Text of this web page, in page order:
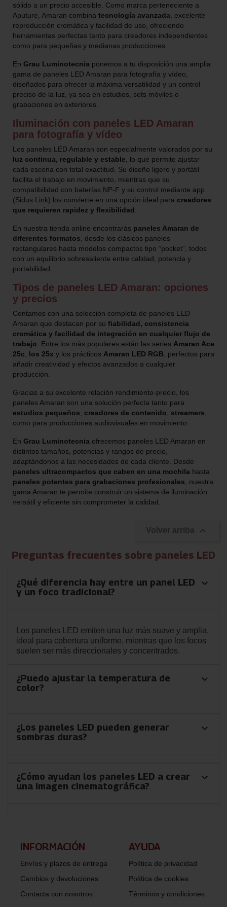
sólido a un precio accesible. Como marca perteneciente a
Aputure, Amaran combina tecnología avanzada, excelente
reproducción cromática y facilidad de uso, ofreciendo
herramientas perfectas tanto para creadores independientes
como para pequeñas y medianas producciones.
En Grau Luminotecnia ponemos a tu disposición una amplia
gama de paneles LED Amaran para fotografía y vídeo,
diseñados para ofrecer la máxima versatilidad y un control
preciso de la luz, ya sea en estudios, sets móviles o
grabaciones en exteriores.
Iluminación con paneles LED Amaran
para fotografía y vídeo
Los paneles LED Amaran son especialmente valorados por su
luz continua, regulable y estable, lo que permite ajustar
cada escena con total exactitud. Su diseño ligero y portátil
facilita el trabajo en movimiento, mientras que su
compatibilidad con baterías NP-F y su control mediante app
(Sidus Link) los convierte en una opción ideal para creadores
que requieren rapidez y flexibilidad.
En nuestra tienda online encontrarás paneles Amaran de
diferentes formatos, desde los clásicos paneles
rectangulares hasta modelos compactos tipo “pocket”, todos
con un equilibrio sobresaliente entre calidad, potencia y
portabilidad.
Tipos de paneles LED Amaran: opciones
y precios
Contamos con una selección completa de paneles LED
Amaran que destacan por su fiabilidad, consistencia
cromática y facilidad de integración en cualquier flujo de
trabajo. Entre los más populares están las series Amaran Ace
25c, los 25x y los prácticos Amaran LED RGB, perfectos para
añadir creatividad y efectos avanzados a cualquier
producción.
Gracias a su excelente relación rendimiento-precio, los
paneles Amaran son una solución perfecta tanto para
estudios pequeños, creadores de contenido, streamers,
como para producciones audiovisuales en movimiento.
En Grau Luminotecnia ofrecemos paneles LED Amaran en
distintos tamaños, potencias y rangos de precio,
adaptándonos a las necesidades de cada cliente. Desde
paneles ultracompactos que caben en una mochila hasta
paneles potentes para grabaciones profesionales, nuestra
gama Amaran te permite construir un sistema de iluminación
versátil y eficiente sin comprometer la calidad.
Volver arriba

Preguntas frecuentes sobre paneles LED
¿Qué diferencia hay entre un panel LED
y un foco tradicional?
keyboard_arrow_down
Los paneles LED emiten una luz más suave y amplia,
ideal para cobertura uniforme, mientras que los focos
suelen ser más direccionales y concentrados.
¿Puedo ajustar la temperatura de
color?
keyboard_arrow_down
¿Los paneles LED pueden generar
sombras duras?
keyboard_arrow_down
¿Cómo ayudan los paneles LED a crear
una imagen cinematográfica?
keyboard_arrow_down
INFORMACIÓN​
Envíos y plazos de entrega
Cambios y devoluciones
Contacta con nosotros
AYUDA
Política de privacidad
Política de cookies
Términos y condiciones